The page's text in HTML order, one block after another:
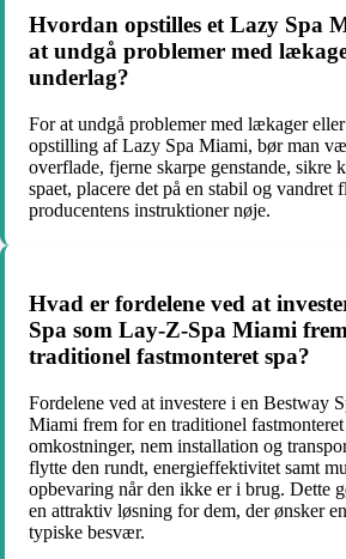
Hvordan opstilles et Lazy Spa
at undgå problemer med
underlag?
For at undgå problemer med lækager
opstilling af Lazy Spa Miami, bør man
overflade, fjerne skarpe genstande, sikre
spaet, placere det på en stabil og vandret
producentens instruktioner nøje.
Hvad er fordelene ved at
Spa som Lay-Z-Spa Miami
traditionel fastmonteret spa?
Fordelene ved at investere i en Bestway
Miami frem for en traditionel
omkostninger, nem installation og
flytte den rundt, energieffektivitet samt
opbevaring når den ikke er i brug. Dette
en attraktiv løsning for dem, der ønsker
typiske besvær.